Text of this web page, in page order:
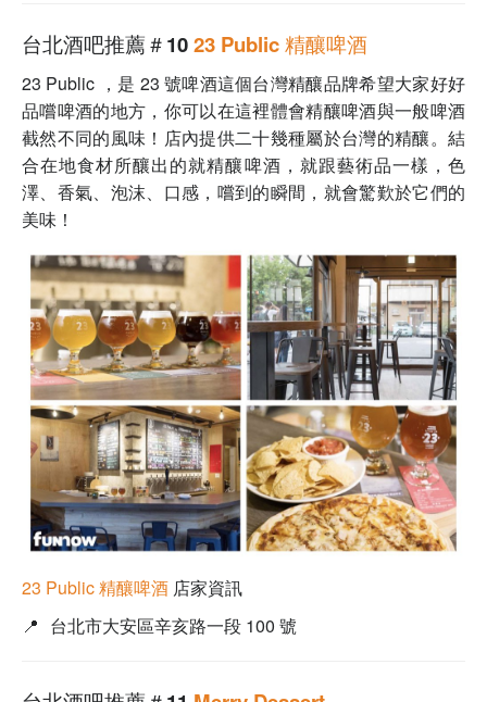
台北酒吧推薦＃1023 Public 精釀啤酒
23 Public ，是 23 號啤酒這個台灣精釀品牌希望大家好好
品嚐啤酒的地方，你可以在這裡體會精釀啤酒與一般啤酒
截然不同的風味！店內提供二十幾種屬於台灣的精釀。結
合在地食材所釀出的就精釀啤酒，就跟藝術品一樣，色
澤、香氣、泡沫、口感，嚐到的瞬間，就會驚歎於它們的
美味！
23 Public 精釀啤酒 店家資訊
📍 台北市大安區辛亥路一段 100 號